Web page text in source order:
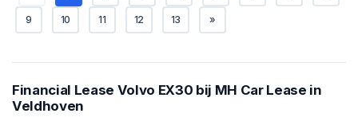
9 10 11 12 13 »
Financial Lease Volvo EX30 bij MH Car Lease in
Veldhoven